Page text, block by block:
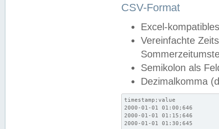
CSV-Format
Excel-
Vereinfachte
Semikolon als
Dezimalkomma
timestamp;value
2000-01-01 01:00;646
2000-01-01 01:15;646
2000-01-01 01:30;645